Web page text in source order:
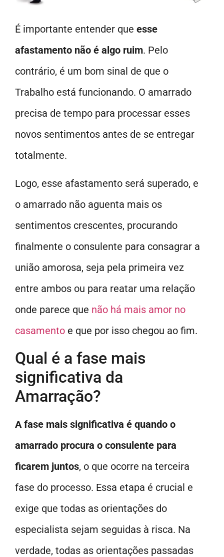
É importante entender que esse
afastamento não é algo ruim. Pelo
contrário, é um bom sinal de que o
Trabalho está funcionando. O amarrado
precisa de tempo para processar esses
novos sentimentos antes de se entregar
totalmente.
Logo, esse afastamento será superado, e
o amarrado não aguenta mais os
sentimentos crescentes, procurando
finalmente o consulente para consagrar a
união amorosa, seja pela primeira vez
entre ambos ou para reatar uma relação
onde parece que não há mais amor no
casamento e que por isso chegou ao fim.
Qual é a fase mais
significativa da
Amarração?
A fase mais significativa é quando o
amarrado procura o consulente para
ficarem juntos, o que ocorre na terceira
fase do processo. Essa etapa é crucial e
exige que todas as orientações do
especialista sejam seguidas à risca. Na
verdade, todas as orientações passadas